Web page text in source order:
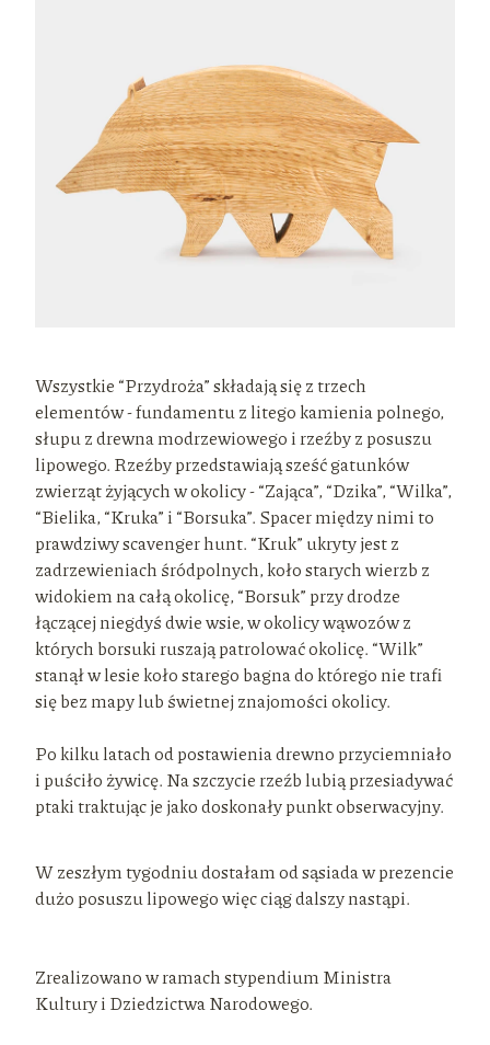
Wszystkie “Przydroża” składają się z trzech
elementów - fundamentu z litego kamienia polnego,
słupu z drewna modrzewiowego i rzeźby z posuszu
lipowego. Rzeźby przedstawiają sześć gatunków
zwierząt żyjących w okolicy - “Zająca”, “Dzika”, “Wilka”,
“Bielika, “Kruka” i “Borsuka”. Spacer między nimi to
prawdziwy scavenger hunt. “Kruk” ukryty jest z
zadrzewieniach śródpolnych, koło starych wierzb z
widokiem na całą okolicę, “Borsuk” przy drodze
łączącej niegdyś dwie wsie, w okolicy wąwozów z
których borsuki ruszają patrolować okolicę. “Wilk”
stanął w lesie koło starego bagna do którego nie trafi
się bez mapy lub świetnej znajomości okolicy.
Po kilku latach od postawienia drewno przyciemniało
i puściło żywicę. Na szczycie rzeźb lubią przesiadywać
ptaki traktując je jako doskonały punkt obserwacyjny.
W zeszłym tygodniu dostałam od sąsiada w prezencie
dużo posuszu lipowego więc ciąg dalszy nastąpi.
Zrealizowano w ramach stypendium Ministra
Kultury i Dziedzictwa Narodowego.